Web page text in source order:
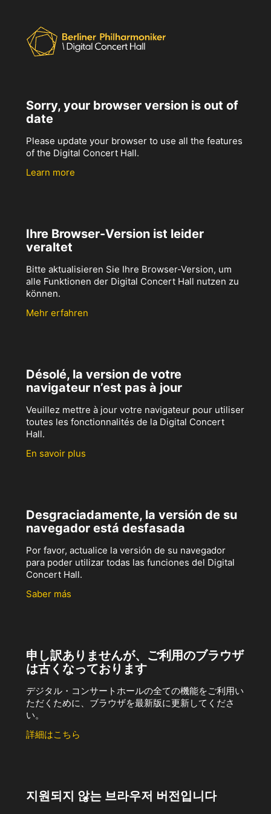
Sorry, your browser version is out of
date
Please update your browser to use all the features
of the Digital Concert Hall.
Learn more
Ihre Browser-Version ist leider
veraltet
Bitte aktualisieren Sie Ihre Browser-Version, um
alle Funktionen der Digital Concert Hall nutzen zu
können.
Mehr erfahren
Désolé, la version de votre
navigateur n’est pas à jour
Veuillez mettre à jour votre navigateur pour utiliser
toutes les fonctionnalités de la Digital Concert
Hall.
En savoir plus
Desgraciadamente, la versión de su
navegador está desfasada
Por favor, actualice la versión de su navegador
para poder utilizar todas las funciones del Digital
Concert Hall.
Saber más
申し訳ありませんが、ご利用のブラウザ
は古くなっております
デジタル・コンサートホールの全ての機能をご利用い
ただくために、ブラウザを最新版に更新してくださ
い。
詳細はこちら
지원되지 않는 브라우저 버전입니다